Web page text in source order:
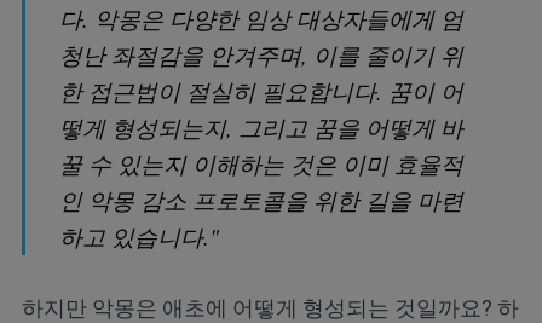
다. 악몽은 다양한 임상 대상자들에게 엄
청난 좌절감을 안겨주며, 이를 줄이기 위
한 접근법이 절실히 필요합니다. 꿈이 어
떻게 형성되는지, 그리고 꿈을 어떻게 바
꿀 수 있는지 이해하는 것은 이미 효율적
인 악몽 감소 프로토콜을 위한 길을 마련
하고 있습니다."
하지만 악몽은 애초에 어떻게 형성되는 것일까요? 하